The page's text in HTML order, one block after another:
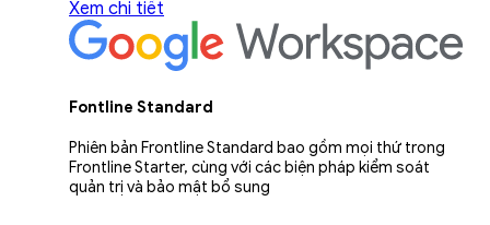
Xem chi tiết
Fontline Standard
Phiên bản Frontline Standard bao gồm mọi thứ trong
Frontline Starter, cùng với các biện pháp kiểm soát
quản trị và bảo mật bổ sung